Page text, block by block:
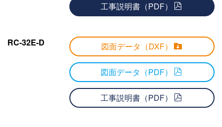
工事説明書（PDF）
RC-32E-D 図面データ（DXF）
図面データ（PDF）
工事説明書（PDF）